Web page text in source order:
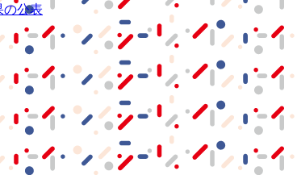
の公表